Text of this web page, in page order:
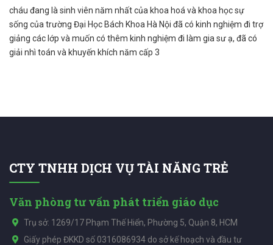
cháu đang là sinh viên năm nhất của khoa hoá và khoa học sự
sống của trường Đại Học Bách Khoa Hà Nội đã có kinh nghiệm đi trợ
giảng các lớp và muốn có thêm kinh nghiệm đi làm gia sư ạ, đã có
giải nhì toán và khuyến khích năm cấp 3
CTY TNHH DỊCH VỤ TÀI NĂNG TRẺ
Văn phòng tư vấn phát triển giáo dục
Trụ sở: 1269/17 Phạm Thế Hiển, Phường 5, Quận 8, HCM
Giấy phép ĐKKD số 0316086934 do sở kế hoạch và đầu tư